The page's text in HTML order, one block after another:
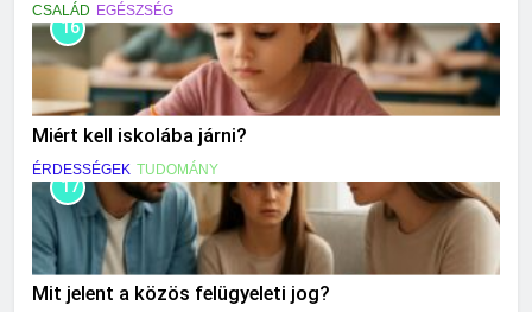
CSALÁD EGÉSZSÉG
16
Miért kell iskolába járni?
ÉRDESSÉGEK TUDOMÁNY
17
Mit jelent a közös felügyeleti jog?